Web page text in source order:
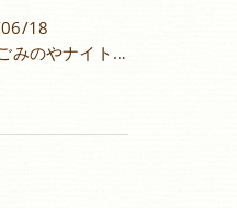
18
6/20 なごみのやナイトイベントメニュー！